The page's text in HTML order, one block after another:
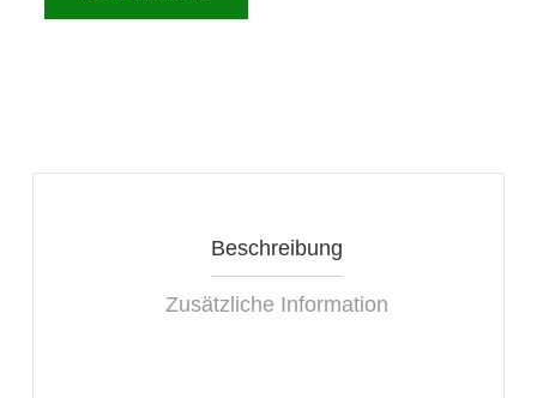
Beschreibung
Zusätzliche Information